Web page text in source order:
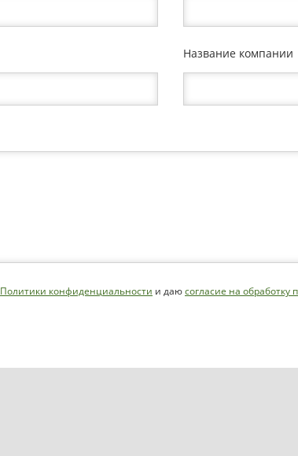
Название компании
Политики конфиденциальности и даюсогласие на